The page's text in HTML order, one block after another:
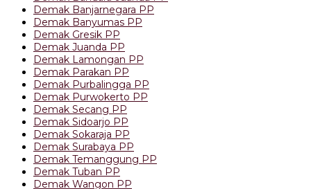
Demak Banjarnegara PP
Demak Banyumas PP
Demak Gresik PP
Demak Juanda PP
Demak Lamongan PP
Demak Parakan PP
Demak Purbalingga PP
Demak Purwokerto PP
Demak Secang PP
Demak Sidoarjo PP
Demak Sokaraja PP
Demak Surabaya PP
Demak Temanggung PP
Demak Tuban PP
Demak Wangon PP